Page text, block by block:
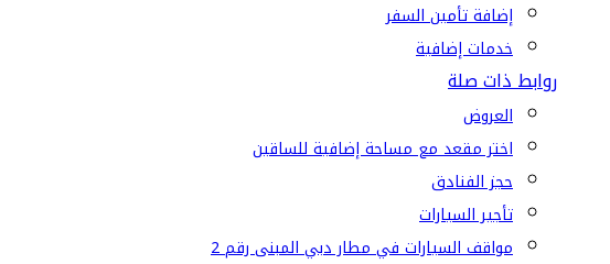
إضافة تأمين السفر
خدمات إضافية
روابط ذات صلة
العروض
اختر مقعد مع مساحة إضافية للساقين
حجز الفنادق
تأجير السيارات
مواقف السيارات في مطار دبي المبنى رقم 2